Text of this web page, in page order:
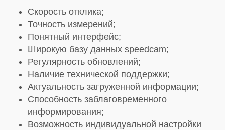
Скорость отклика;
Точность измерений;
Понятный интерфейс;
Широкую базу данных speedcam;
Регулярность обновлений;
Наличие технической поддержки;
Актуальность загруженной информации;
Способность заблаговременного
информирования;
Возможность индивидуальной настройки